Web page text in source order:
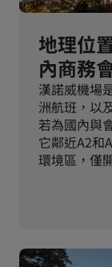
地理位
內商務
漢諾威機場
洲航班，以
若為國內與
它鄰近A2和
環境區，僅